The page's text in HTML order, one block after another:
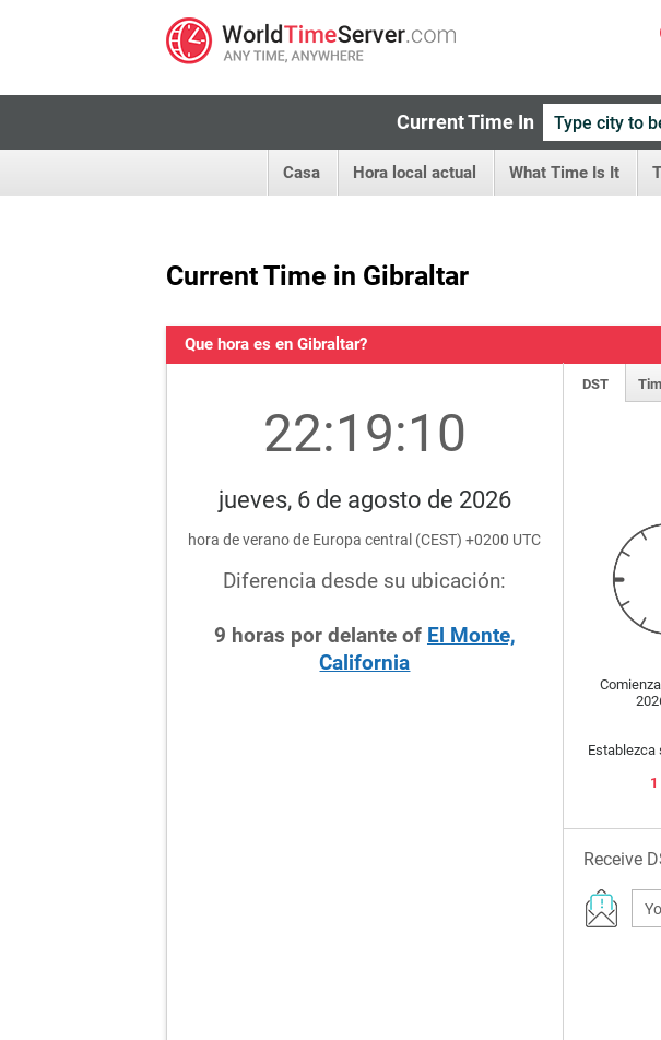
Current Time In
Casa Hora local actual What Time Is It
Current Time in Gibraltar
Que hora es en Gibraltar?
22:19:10
jueves, 6 de agosto de 2026
hora de verano de Europa central (CEST) +0200 UTC
Diferencia desde su ubicación:
9 horas por delante of El Monte,
California
DST
Establezca
Receive